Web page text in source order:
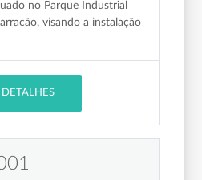
no Parque Industrial
visando a instalação